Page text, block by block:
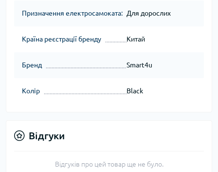
Призначення електросамоката: Для дорослих
Країна реєстрації бренду Китай
Бренд Smart4u
Колір Black
Відгуки
Відгуків про цей товар ще не було.